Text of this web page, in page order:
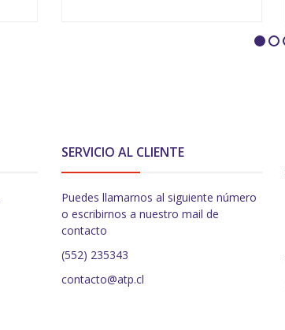
SERVICIO AL CLIENTE
Puedes llamarnos al siguiente número
o escribirnos a nuestro mail de
contacto
(552) 235343
contacto@atp.cl